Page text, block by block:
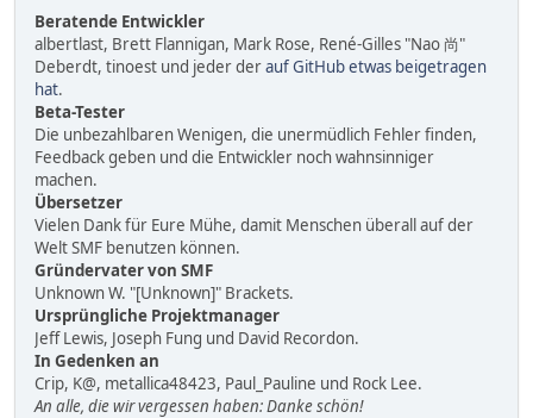
Beratende Entwickler
albertlast, Brett Flannigan, Mark Rose, René-Gilles "Nao 尚"
Deberdt, tinoest und jeder derauf GitHub etwas beigetragen
hat.
Beta-Tester
Die unbezahlbaren Wenigen, die unermüdlich Fehler finden,
Feedback geben und die Entwickler noch wahnsinniger
machen.
Übersetzer
Vielen Dank für Eure Mühe, damit Menschen überall auf der
Welt SMF benutzen können.
Gründervater von SMF
Unknown W. "[Unknown]" Brackets.
Ursprüngliche Projektmanager
Jeff Lewis, Joseph Fung und David Recordon.
In Gedenken an
Crip, K@, metallica48423, Paul_Pauline und Rock Lee.
An alle, die wir vergessen haben: Danke schön!